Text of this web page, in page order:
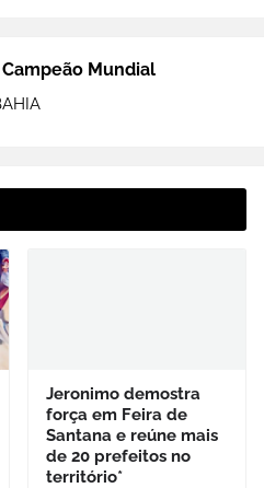
Mundial
Jeronimo demostra
força em Feira de
Santana e reúne mais
de 20 prefeitos no
território*